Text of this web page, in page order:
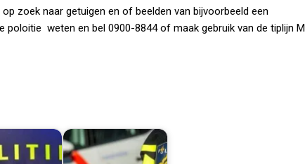
zoek naar getuigen en of beelden van bijvoorbeeld een
weten en bel 0900-8844 of maak gebruik van de tiplijn M